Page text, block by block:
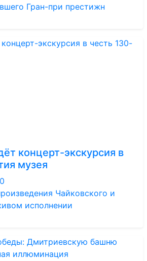
Гран-при престижн
концерт-экскурсия в
музея
Чайковского и
исполнении